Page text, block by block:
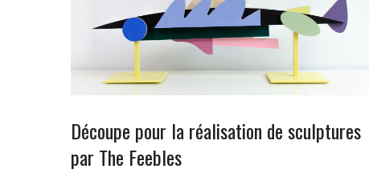
Découpe pour la réalisation de sculptures
par The Feebles